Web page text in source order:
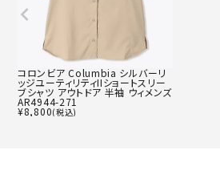
コロンビア Columbia シルバーリ
ッジユーティリティIIショートスリー
ブシャツ アウトドア 半袖 ウィメンズ
AR4944-271
¥8,800(税込)